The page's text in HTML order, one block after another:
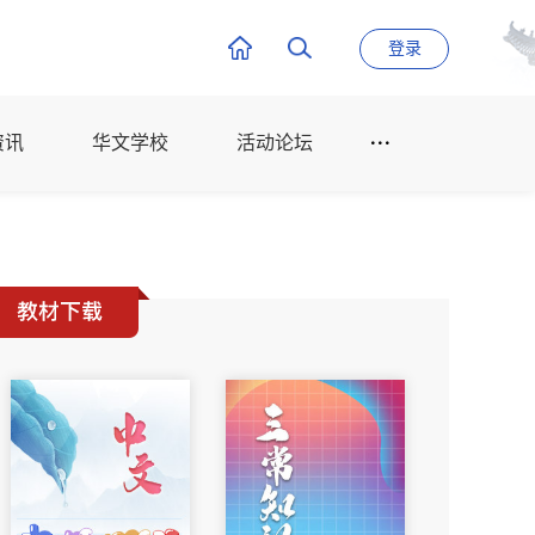
登录
讯 华文学校 活动论坛